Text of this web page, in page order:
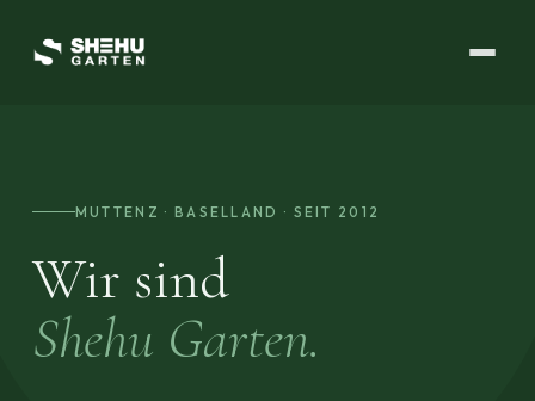
MUTTENZ · BASELLAND · SEIT 2012
Wir sind
Shehu Garten.